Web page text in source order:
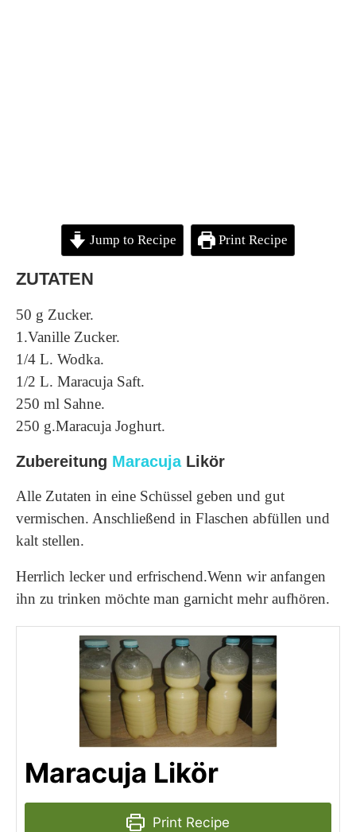
Jump to Recipe Print Recipe
ZUTATEN
50 g Zucker.
1.Vanille Zucker.
1/4 L. Wodka.
1/2 L. Maracuja Saft.
250 ml Sahne.
250 g.Maracuja Joghurt.
Zubereitung MaracujaLikör
Alle Zutaten in eine Schüssel geben und gut
vermischen. Anschließend in Flaschen abfüllen und
kalt stellen.
Herrlich lecker und erfrischend.Wenn wir anfangen
ihn zu trinken möchte man garnicht mehr aufhören.
Maracuja Likör
Print Recipe